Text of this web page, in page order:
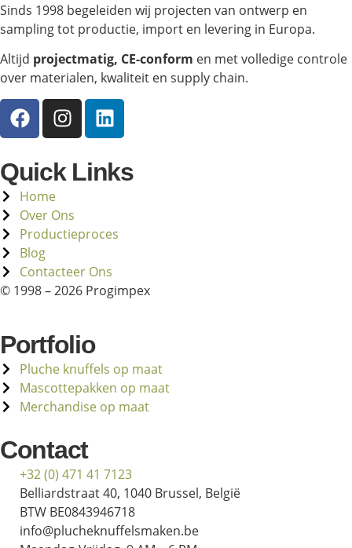
Sinds 1998 begeleiden wij projecten van ontwerp en
sampling tot productie, import en levering in Europa.
Altijd projectmatig, CE-conform en met volledige controle
over materialen, kwaliteit en supply chain.
Quick Links
Home
Over Ons
Productieproces
Blog
Contacteer Ons
© 1998 – 2026 Progimpex
Portfolio
Pluche knuffels op maat
Mascottepakken op maat
Merchandise op maat
Contact
+32 (0) 471 41 7123
Belliardstraat 40, 1040 Brussel, België
BTW BE0843946718
info@plucheknuffelsmaken.be